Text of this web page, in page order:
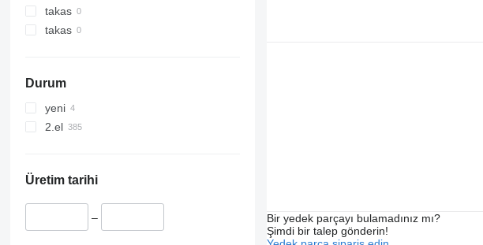
takas
takas
Durum
yeni
2.el
Üretim tarihi
–
Bir yedek parçayı bulamadınız mı?
Şimdi bir talep gönderin!